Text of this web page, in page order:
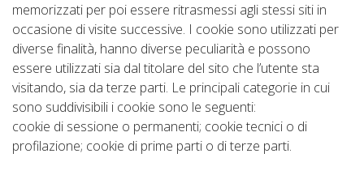
memorizzati per poi essere ritrasmessi agli stessi siti in
occasione di visite successive. I cookie sono utilizzati per
diverse finalità, hanno diverse peculiarità e possono
essere utilizzati sia dal titolare del sito che l’utente sta
visitando, sia da terze parti. Le principali categorie in cui
sono suddivisibili i cookie sono le seguenti:
cookie di sessione o permanenti; cookie tecnici o di
profilazione; cookie di prime parti o di terze parti.